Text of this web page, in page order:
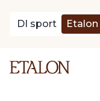
DI sport Etalon